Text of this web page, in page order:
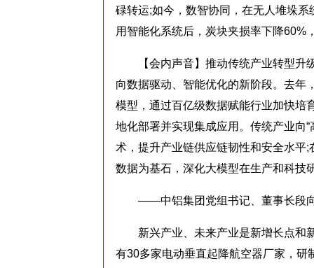
碌转运;如今，数智协同，在无人堆垛系
用智能化系统后，炭块夹损率下降60%
【会内声音】推动传统产业转型升
向数据驱动、智能优化的新阶段。去年
模型，通过百亿级数据赋能行业加快培
地化部署并实现集成应用。传统产业向
术，提升产业链供应链韧性和安全水平
数据为基石，深化大模型在生产和科技
——中铝集团党组书记、董事长段
新兴产业、未来产业是新增长点和
有30多家电动垂直起降航空器厂家，研